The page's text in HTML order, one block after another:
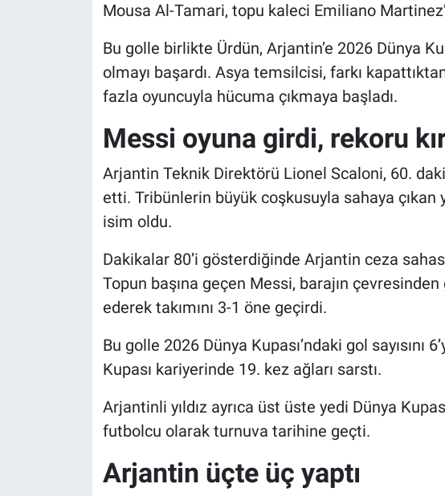
Mousa Al-Tamari, topu kaleci Emiliano
Bu golle birlikte Ürdün, Arjantin’e 2026 Dünya
olmayı başardı. Asya temsilcisi, farkı
fazla oyuncuyla hücuma çıkmaya başladı.
Messi oyuna girdi, rekoru
Arjantin Teknik Direktörü Lionel Scaloni, 60.
etti. Tribünlerin büyük coşkusuyla sahaya çıkan
isim oldu.
Dakikalar 80’i gösterdiğinde Arjantin ceza
Topun başına geçen Messi, barajın
ederek takımını 3-1 öne geçirdi.
Bu golle 2026 Dünya Kupası’ndaki gol sayısını
Kupası kariyerinde 19. kez ağları sarstı.
Arjantinli yıldız ayrıca üst üste yedi Dünya
futbolcu olarak turnuva tarihine geçti.
Arjantin üçte üç yaptı